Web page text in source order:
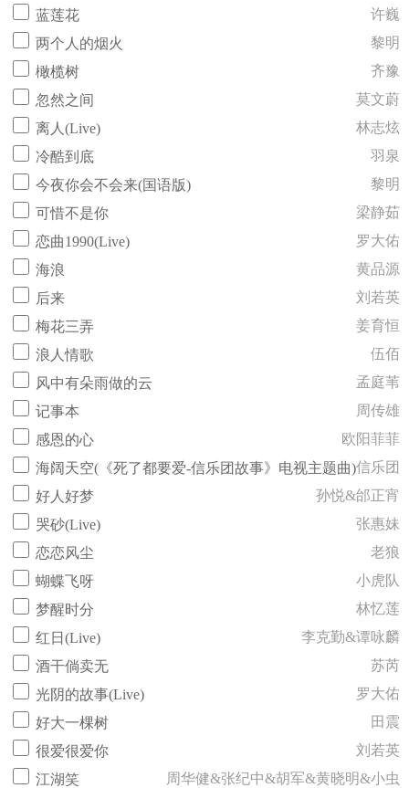
蓝莲花
许巍
两个人的烟火
黎明
橄榄树
齐豫
忽然之间
莫文蔚
离人(Live)
林志炫
冷酷到底
羽泉
今夜你会不会来(国语版)
黎明
可惜不是你
梁静茹
恋曲1990(Live)
罗大佑
海浪
黄品源
后来
刘若英
梅花三弄
姜育恒
浪人情歌
伍佰
风中有朵雨做的云
孟庭苇
记事本
周传雄
感恩的心
欧阳菲菲
海阔天空(《死了都要爱-信乐团故事》电视主题曲)信乐团
好人好梦
孙悦&邰正宵
哭砂(Live)
张惠妹
恋恋风尘
老狼
蝴蝶飞呀
小虎队
梦醒时分
林忆莲
红日(Live)
李克勤&谭咏麟
酒干倘卖无
苏芮
光阴的故事(Live)
罗大佑
好大一棵树
田震
很爱很爱你
刘若英
江湖笑
周华健&张纪中&胡军&黄晓明&小虫